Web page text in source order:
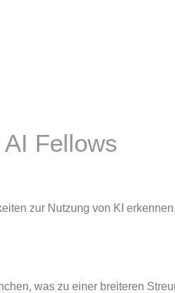
Fellows
zur Nutzung von KI erkennen.
was zu einer breiteren